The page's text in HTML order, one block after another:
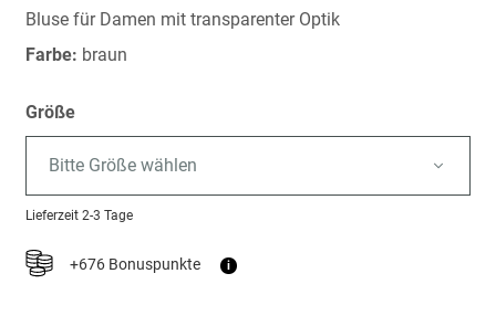
springen
Bluse für Damen mit transparenter Optik
Farbe: braun
Größe
Bitte Größe wählen
Lieferzeit 2-3 Tage
+676 Bonuspunkte i